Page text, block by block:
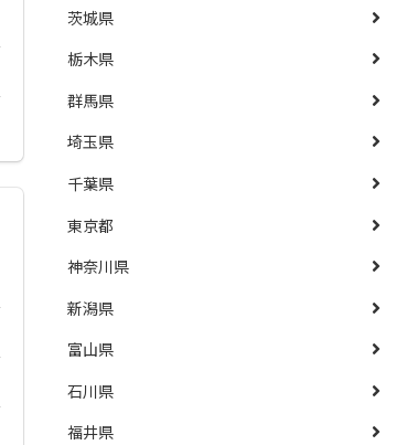
茨城県
栃木県
群馬県
埼玉県
千葉県
東京都
神奈川県
新潟県
富山県
石川県
福井県